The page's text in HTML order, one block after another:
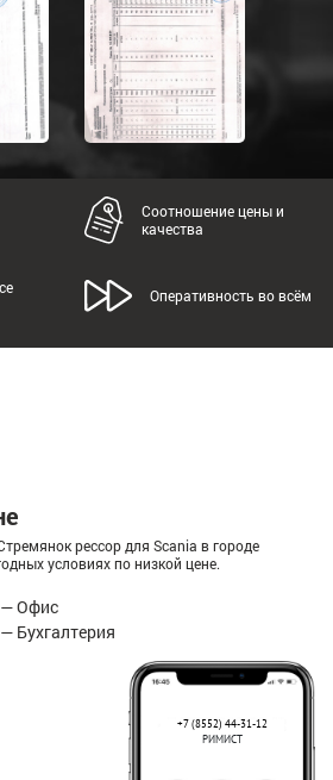
Соотношение цены и
качества
Оперативность во всём
рессор для Scania в городе
условиях по низкой цене.
— Офис
Бухгалтерия
+7 (8552) 44-31-12
РИМИСТ